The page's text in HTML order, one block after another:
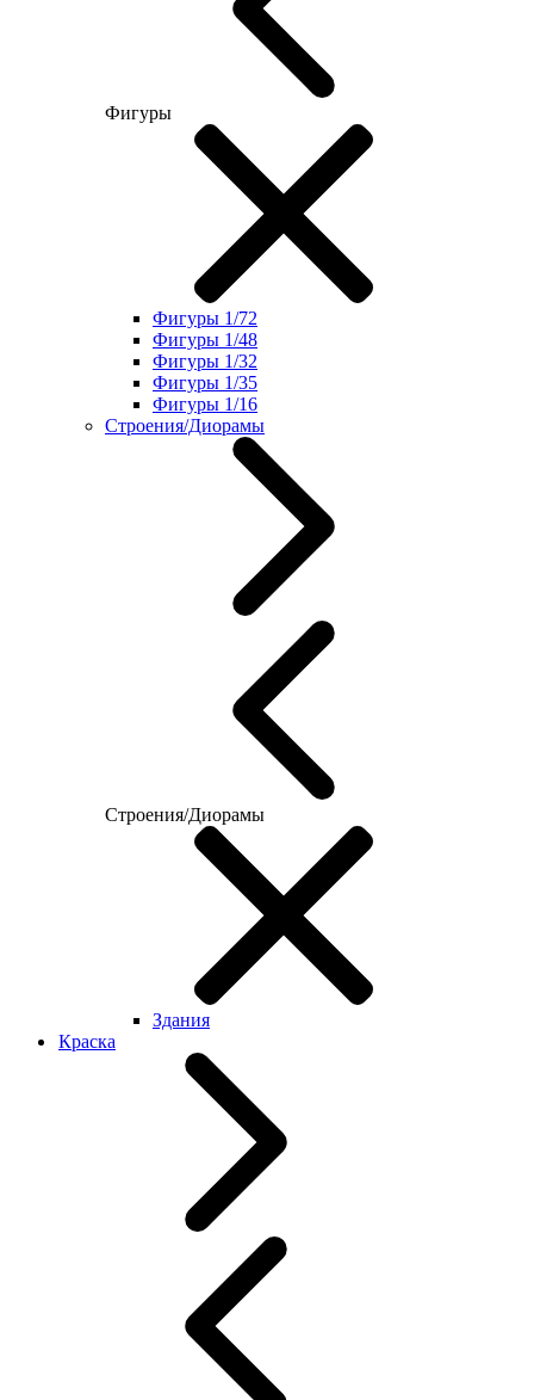
Фигуры
Фигуры 1/72
Фигуры 1/48
Фигуры 1/32
Фигуры 1/35
Фигуры 1/16
Строения/Диорамы
Строения/Диорамы
Здания
Краска